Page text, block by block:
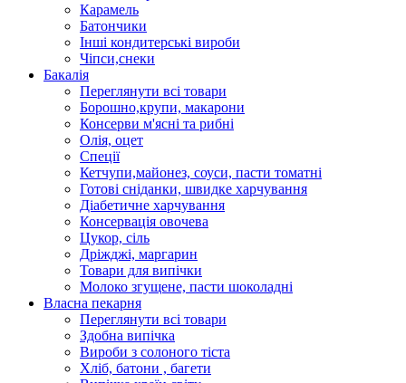
Карамель
Батончики
Інші кондитерські вироби
Чіпси,снеки
Бакалія
Переглянути всі товари
Борошно,крупи, макарони
Консерви м'ясні та рибні
Олія, оцет
Спеції
Кетчупи,майонез, соуси, пасти томатні
Готові сніданки, швидке харчування
Діабетичне харчування
Консервація овочева
Цукор, сіль
Дріжджі, маргарин
Товари для випічки
Молоко згущене, пасти шоколадні
Власна пекарня
Переглянути всі товари
Здобна випічка
Вироби з солоного тіста
Хліб, батони , багети